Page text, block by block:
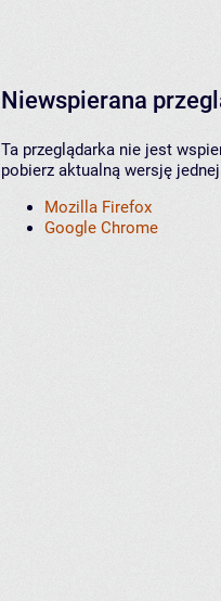
Niewspierana
Ta przeglądarka nie jest
pobierz aktualną wersję
Mozilla Firefox
Google Chrome